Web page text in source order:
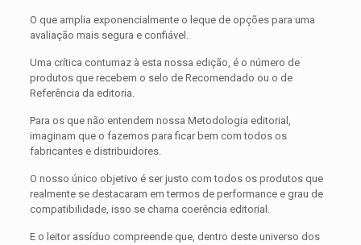
O que amplia exponencialmente o leque de opções para uma
avaliação mais segura e confiável.
Uma crítica contumaz à esta nossa edição, é o número de
produtos que recebem o selo de Recomendado ou o de
Referência da editoria.
Para os que não entendem nossa Metodologia editorial,
imaginam que o fazemos para ficar bem com todos os
fabricantes e distribuidores.
O nosso único objetivo é ser justo com todos os produtos que
realmente se destacaram em termos de performance e grau de
compatibilidade, isso se chama coerência editorial.
E o leitor assíduo compreende que, dentro deste universo dos